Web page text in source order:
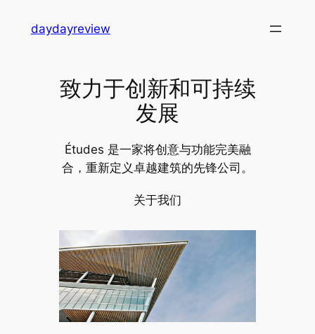
daydayreview
致力于创新和可持续
发展
Études 是一家将创意与功能完美融
合，重新定义卓越建筑的先锋公司。
关于我们